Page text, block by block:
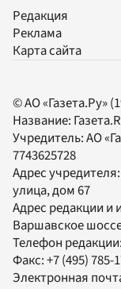
Редакция
Реклама
Карта сайта
© АО «Газета.Ру»
Название:
Учредитель:АО
7743625728
Адрес
улица, дом 67
Адрес редакции и
Варшавское
Телефон редакции:
Факс:+7 (495) 785-
Электронная